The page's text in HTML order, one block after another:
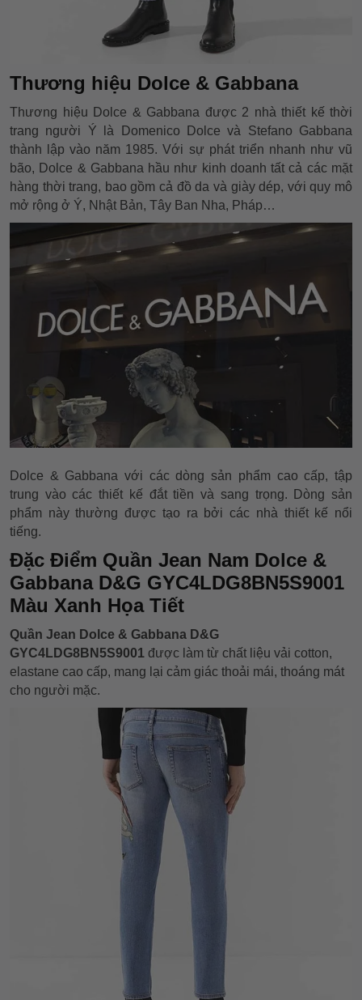
Thương hiệu Dolce & Gabbana
Thương hiệu Dolce & Gabbana được 2 nhà thiết kế thời
trang người Ý là Domenico Dolce và Stefano Gabbana
thành lập vào năm 1985. Với sự phát triển nhanh như vũ
bão, Dolce & Gabbana hầu như kinh doanh tất cả các mặt
hàng thời trang, bao gồm cả đồ da và giày dép, với quy mô
mở rộng ở Ý, Nhật Bản, Tây Ban Nha, Pháp…
Dolce & Gabbana với các dòng sản phẩm cao cấp, tập
trung vào các thiết kế đắt tiền và sang trọng. Dòng sản
phẩm này thường được tạo ra bởi các nhà thiết kế nổi
tiếng.
Đặc Điểm Quần Jean Nam Dolce &
Gabbana D&G GYC4LDG8BN5S9001
Màu Xanh Họa Tiết
Quần Jean Dolce & Gabbana D&G
GYC4LDG8BN5S9001 được làm từ chất liệu vải cotton,
elastane cao cấp, mang lại cảm giác thoải mái, thoáng mát
cho người mặc.